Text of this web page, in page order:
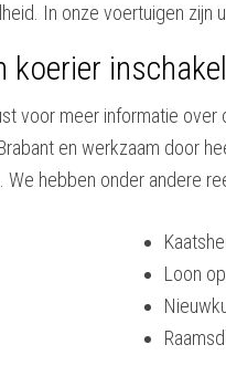
In onze voertuigen
koerier
voor meer informatie
en werkzaam door
We hebben onder andere
Loon